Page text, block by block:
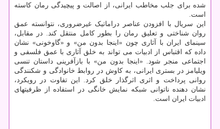
شده برای جلب مخاطب ایرانی، از اصالت و پیچیدگی رمان کاسته
است.
این سریال با افزودن عناصر دراماتیک غیرضروری، نتوانسته عمق
روان شناختی و تعلیق رمان را بطور کامل منتقل کند. در مقابل،
سینمای ایران با آثاری چون «اینجا بدون من» و «گاوخونی» نشان
داده که اقتباس از ادبیات می تواند به خلق آثاری با عمق فلسفی و
اجتماعی منجر شود. «اینجا بدون من» با بازآفرینی داستان تنسی
ویلیامز در بستری ایرانی، به کاوش در روابط خانوادگی و شکنندگی
روانی پرداخت و اثری اثرگذار خلق کرد. این تفاوت در رویکرد،
نشان دهنده ناتوانی شبکه نمایش خانگی در استفاده از ظرفیتهای
ادبیات ایران است.